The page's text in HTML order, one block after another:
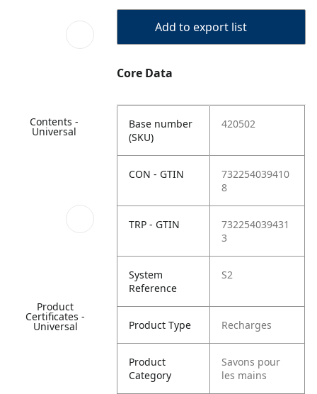
Contents -
Universal
Product
Certificates -
Universal
Add to export list
Core Data
Base number
(SKU)
420502
CON - GTIN
732254039410
8
TRP - GTIN
732254039431
3
System
Reference
S2
Product Type Recharges
Product
Category
Savons pour
les mains